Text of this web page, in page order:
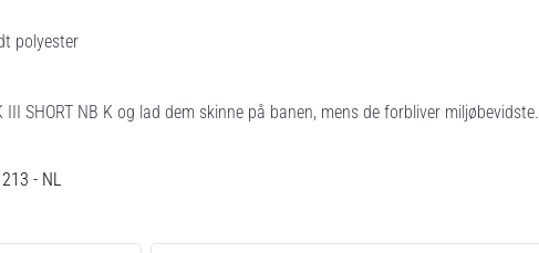
polyester
SHORT NB K og lad dem skinne på banen, mens de forbliver miljøbevidste.
- NL